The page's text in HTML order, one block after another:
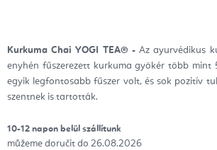
Kurkuma Chai YOGI TEA® -Az ayurvédikus
enyhén fűszerezett kurkuma gyökér több mint
egyik legfontosabb fűszer volt, és sok pozitív
szentnek is tartották.
10-12 napon belül szállítunk
26.08.2026